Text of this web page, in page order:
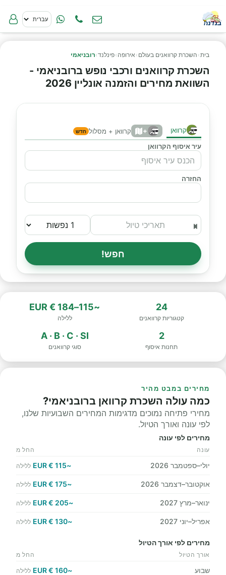
בית› השכרת קרוואנים בעולם › אירופה ›פינלנד›רובניאמי
השכרת קרוואנים ורכבי נופש ברובניאמי -
השוואת מחירים והזמנה אונליין 2026
קרוואן + קרוואן + מסלול חדש
עיר איסוף הקרוואן
החזרה
חפש!
24
קטגוריות קרוואנים
~115–184 € EUR
ללילה
2
תחנות איסוף
A · B · C · SI
סוגי קרוואנים
מחירים במבט מהיר
כמה עולה השכרת קרוואן ברובניאמי?
מחירי פתיחה נמוכים מדגימות המחירים השבועיות שלנו,
לפי עונה ואורך הטיול.
מחירים לפי עונה
עונה החל מ
יולי–ספטמבר 2026 ~115 € EUR ללילה
אוקטובר–דצמבר 2026 ~175 € EUR ללילה
ינואר–מרץ 2027 ~205 € EUR ללילה
אפריל–יוני 2027 ~130 € EUR ללילה
מחירים לפי אורך הטיול
אורך הטיול החל מ
שבוע ~160 € EUR ללילה